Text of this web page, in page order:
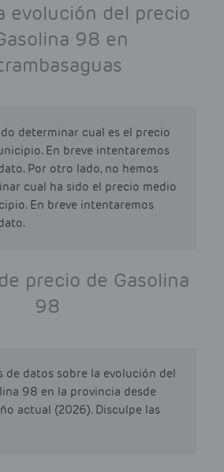
evolución del precio
98 en
determinar cual es el precio
En breve intentaremos
Por otro lado, no hemos
cual ha sido el precio medio
En breve intentaremos
precio de Gasolina
98
de datos sobre la evolución del
98 en la provincia desde
actual (2026). Disculpe las